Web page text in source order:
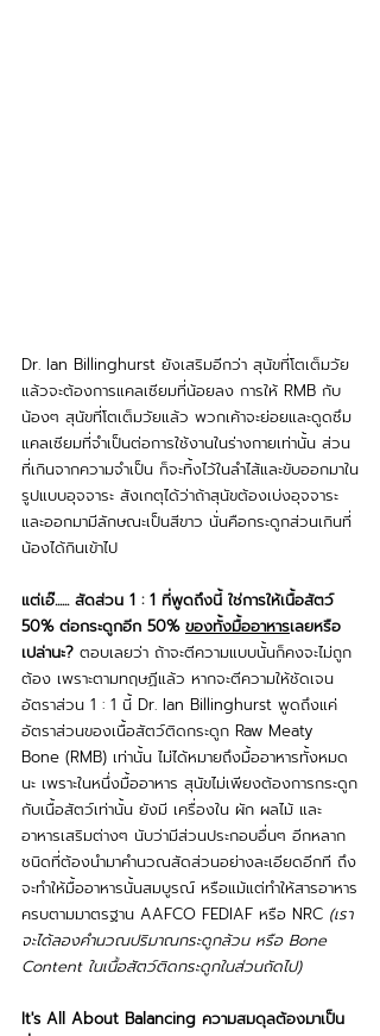
Dr. Ian Billinghurst ยังเสริมอีกว่า สุนัขที่โตเต็มวัย
แล้วจะต้องการแคลเซียมที่น้อยลง การให้ RMB กับ
น้องๆ สุนัขที่โตเต็มวัยแล้ว พวกเค้าจะย่อยและดูดซึม
แคลเซียมที่จำเป็นต่อการใช้งานในร่างกายเท่านั้น ส่วน
ที่เกินจากความจำเป็น ก็จะทิ้งไว้ในลำไส้และขับออกมาใน
รูปแบบอุจจาระ สังเกตุได้ว่าถ้าสุนัขต้องเบ่งอุจจาระ
และออกมามีลักษณะเป็นสีขาว นั่นคือกระดูกส่วนเกินที่
น้องได้กินเข้าไป
แต่เอ๊...... สัดส่วน 1 : 1 ที่พูดถึงนี้ ใช่การให้เนื้อสัตว์
50% ต่อกระดูกอีก 50% ของทั้งมื้ออาหารเลยหรือ
เปล่านะ? ตอบเลยว่า ถ้าจะตีความแบบนั้นก็คงจะไม่ถูก
ต้อง เพราะตามทฤษฏีแล้ว หากจะตีความให้ชัดเจน
อัตราส่วน 1 : 1 นี้ Dr. Ian Billinghurst พูดถึงแค่
อัตราส่วนของเนื้อสัตว์ติดกระดูก Raw Meaty
Bone (RMB) เท่านั้น ไม่ได้หมายถึงมื้ออาหารทั้งหมด
นะ เพราะในหนึ่งมื้ออาหาร สุนัขไม่เพียงต้องการกระดูก
กับเนื้อสัตว์เท่านั้น ยังมี เครื่องใน ผัก ผลไม้ และ
อาหารเสริมต่างๆ นับว่ามีส่วนประกอบอื่นๆ อีกหลาก
ชนิดที่ต้องนำมาคำนวณสัดส่วนอย่างละเอียดอีกที ถึง
จะทำให้มื้ออาหารนั้นสมบูรณ์ หรือแม้แต่ทำให้สารอาหาร
ครบตามมาตรฐาน AAFCO FEDIAF หรือ NRC (เรา
จะได้ลองคำนวณปริมาณกระดูกล้วน หรือ Bone
Content ในเนื้อสัตว์ติดกระดูกในส่วนถัดไป)
It's All About Balancing ความสมดุลต้องมาเป็น